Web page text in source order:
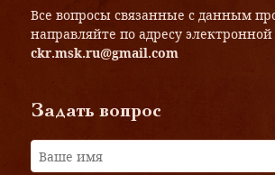
Все вопросы связанные с данным
направляйте по адресу
ckr.msk.ru@gmail.com
Задать вопрос